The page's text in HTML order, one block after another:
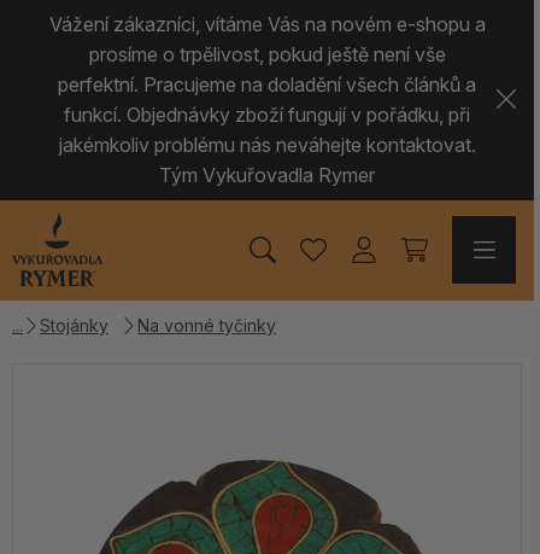
Vážení zákazníci, vítáme Vás na novém e-shopu a
prosíme o trpělivost, pokud ještě není vše
perfektní. Pracujeme na doladění všech článků a
funkcí. Objednávky zboží fungují v pořádku, při
jakémkoliv problému nás neváhejte kontaktovat.
Tým Vykuřovadla Rymer
Stojánky Na vonné tyčinky